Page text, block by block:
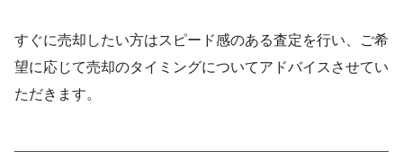
すぐに売却したい方はスピード感のある査定を行い、ご希
望に応じて売却のタイミングについてアドバイスさせてい
ただきます。